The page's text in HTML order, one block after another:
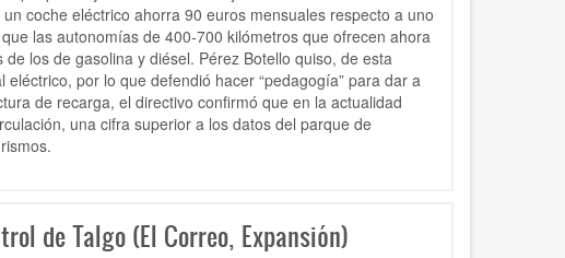
coche eléctrico ahorra 90 euros mensuales respecto a uno
las autonomías de 400-700 kilómetros que ofrecen ahora
los de gasolina y diésel. Pérez Botello quiso, de esta
por lo que defendió hacer “pedagogía” para dar a
de recarga, el directivo confirmó que en la actualidad
una cifra superior a los datos del parque de
de Talgo (El Correo, Expansión)